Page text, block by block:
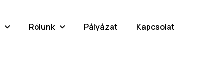
Rólunk Pályázat Kapcsolat